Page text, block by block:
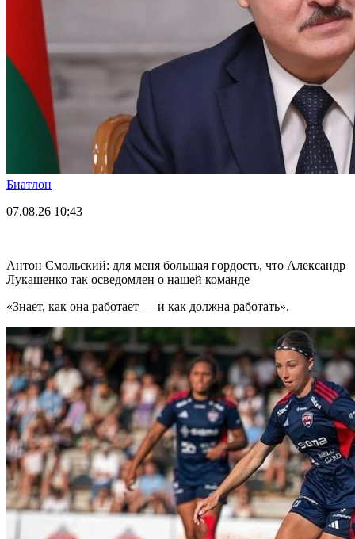
Биатлон
07.08.26 10:43
Антон Смольский: для меня большая гордость, что Александр
Лукашенко так осведомлен о нашей команде
«Знает, как она работает — и как должна работать».